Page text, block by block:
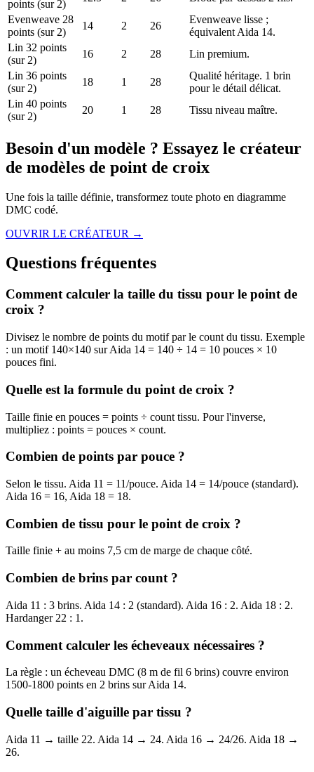
points (sur 2)
Evenweave 28
points (sur 2)
14 2 26
Evenweave lisse ;
équivalent Aida 14.
Lin 32 points
(sur 2)
16 2 28
Lin premium.
Lin 36 points
(sur 2)
18 1 28
Qualité héritage. 1 brin
pour le détail délicat.
Lin 40 points
(sur 2)
20 1 28 Tissu niveau maître.
Besoin d'un modèle ? Essayez le créateur
de modèles de point de croix
Une fois la taille définie, transformez toute photo en diagramme
DMC codé.
OUVRIR LE CRÉATEUR →
Questions fréquentes
Comment calculer la taille du tissu pour le point de
croix ?
Divisez le nombre de points du motif par le count du tissu. Exemple
: un motif 140×140 sur Aida 14 = 140 ÷ 14 = 10 pouces × 10
pouces fini.
Quelle est la formule du point de croix ?
Taille finie en pouces = points ÷ count tissu. Pour l'inverse,
multipliez : points = pouces × count.
Combien de points par pouce ?
Selon le tissu. Aida 11 = 11/pouce. Aida 14 = 14/pouce (standard).
Aida 16 = 16, Aida 18 = 18.
Combien de tissu pour le point de croix ?
Taille finie + au moins 7,5 cm de marge de chaque côté.
Combien de brins par count ?
Aida 11 : 3 brins. Aida 14 : 2 (standard). Aida 16 : 2. Aida 18 : 2.
Hardanger 22 : 1.
Comment calculer les écheveaux nécessaires ?
La règle : un écheveau DMC (8 m de fil 6 brins) couvre environ
1500-1800 points en 2 brins sur Aida 14.
Quelle taille d'aiguille par tissu ?
Aida 11 → taille 22. Aida 14 → 24. Aida 16 → 24/26. Aida 18 →
26.